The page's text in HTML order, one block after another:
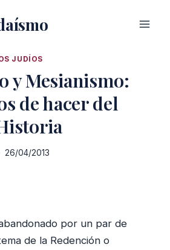
JUDÍOS
y Mesianismo:
de hacer del
26/04/2013
por un par de
de la Redención o